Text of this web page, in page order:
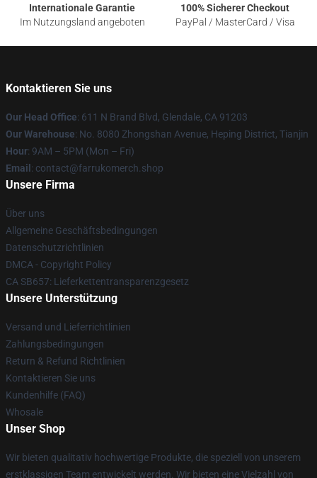
Internationale Garantie
Im Nutzungsland angeboten
100% Sicherer Checkout
PayPal / MasterCard / Visa
Kontaktieren Sie uns
Our Head Office: 611 N Brand Blvd, Glendale, CA 91203
Our Warehouse: No. 8080 Zhongshan Avenue, Heping District, Tianjin
Hour: 9AM – 5PM (Mon – Fri)
Email : contact@farrukomerch.shop
Unsere Firma
Über uns
Allgemeine Geschäftsbedingungen
Datenschutzrichtlinien
DMCA - Copyright Policy
CA SB657: Lieferkettentransparenzgesetz
Unsere Unterstützung
Versand und Lieferrichtlinien
Zahlungsbedingungen
Return & Refund Richtlinien
Kontaktieren Sie uns
Kundenhilfe (FAQ)
Whosale
Unser Shop
Wir bieten qualitativ hochwertige Produkte, die speziell von unserem
erstklassigen Team entwickelt werden. Wir bieten eine Vielzahl von